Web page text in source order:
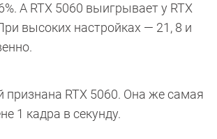
А RTX 5060 выигрывает у RTX
высоких настройках — 21, 8 и
признана RTX 5060. Она же самая
1 кадра в секунду.